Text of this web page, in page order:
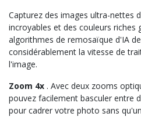
Capturez des images ultra-nettes
incroyables et des couleurs riches
algorithmes de remosaïque d'IA
considérablement la vitesse de
l'image.
Zoom 4x . Avec deux zooms
pouvez facilement basculer entre
pour cadrer votre photo sans